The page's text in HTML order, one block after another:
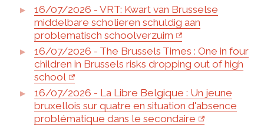
16/07/2026 - VRT: Kwart van Brusselse
middelbare scholieren schuldig aan
problematisch schoolverzuim
16/07/2026 - The Brussels Times : One in four
children in Brussels risks dropping out of high
school
16/07/2026 - La Libre Belgique : Un jeune
bruxellois sur quatre en situation d'absence
problématique dans le secondaire